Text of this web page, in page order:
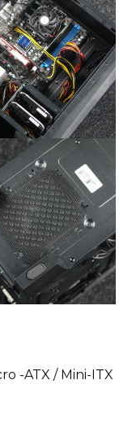
-ATX / Mini-ITX